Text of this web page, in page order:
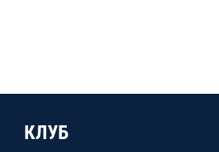
КЛУБ